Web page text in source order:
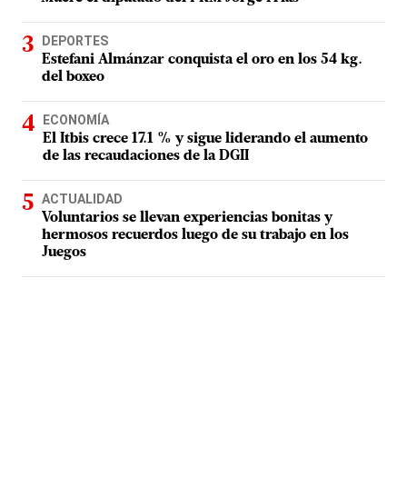
DEPORTES
Estefani Almánzar conquista el oro en los 54 kg.
del boxeo
ECONOMÍA
El Itbis crece 17.1 % y sigue liderando el aumento
de las recaudaciones de la DGII
ACTUALIDAD
Voluntarios se llevan experiencias bonitas y
hermosos recuerdos luego de su trabajo en los
Juegos